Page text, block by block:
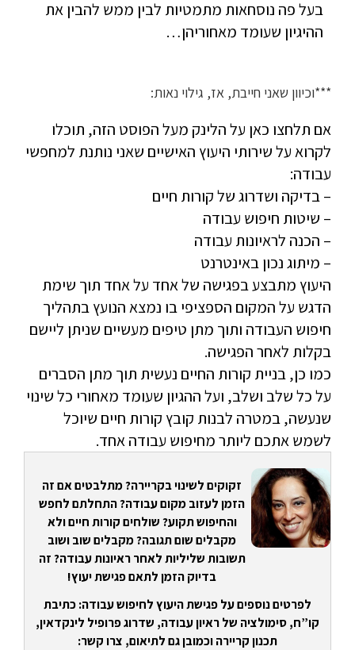
בעל פה נוסחאות מתמטיות לבין ממש להבין את
ההיגיון שעומד מאחוריהן…
***וכיוון שאני חייבת, אז, גילוי נאות:
אם תלחצו כאן על הלינק מעל הפוסט הזה, תוכלו
לקרוא על שירותי היעוץ האישיים שאני נותנת למחפשי
עבודה:
– בדיקה ושדרוג של קורות חיים
– שיטות חיפוש עבודה
– הכנה לראיונות עבודה
– מיתוג נכון באינטרנט
היעוץ מתבצע בפגישה של אחד על אחד תוך שימת
הדגש על המקום הספציפי בו נמצא הנועץ בתהליך
חיפוש העבודה ותוך מתן טיפים מעשיים שניתן ליישם
בקלות לאחר הפגישה.
כמו כן, בניית קורות החיים נעשית תוך מתן הסברים
על כל שלב ושלב, ועל ההגיון שעומד מאחורי כל שינוי
שנעשה, במטרה לבנות קובץ קורות חיים שיוכל
לשמש אתכם ליותר מחיפוש עבודה אחד.
זקוקים לשינוי בקריירה? מתלבטים אם זה
הזמן לעזוב מקום עבודה? התחלתם לחפש
והחיפוש תקוע? שולחים קורות חיים ולא
מקבלים שום תגובה? מקבלים שוב ושוב
תשובות שליליות לאחר ראיונות עבודה? זה
בדיוק הזמן לתאם פגישת יעוץ!
לפרטים נוספים על פגישת היעוץ לחיפוש עבודה: כתיבת
קו”ח, סימולציה של ראיון עבודה, שדרוג פרופיל לינקדאין,
תכנון קריירה וכמובן גם לתיאום, צרו קשר: